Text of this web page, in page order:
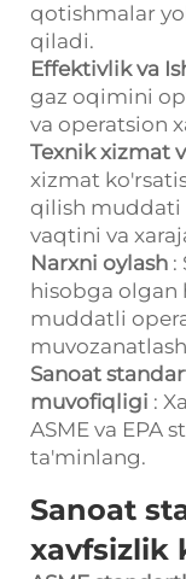
qotishmalar
qiladi.
Effektivlik va
gaz oqimini
va operatsion
Texnik xizmat
xizmat
qilish muddati
vaqtini va
Narxni oylash :
hisobga olgan
muddatli
Sanoat
muvofiqligi :
ASME va EPA
ta'minlang.
Sanoat
xavfsizlik